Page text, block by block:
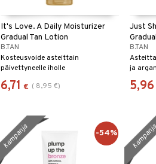
It's Love. A Daily Moisturizer
Gradual Tan Lotion
B.TAN
Kosteusvoide asteittain
päivettyneelle iholle
6,71 € ( 8,95 €)
Just
B.TAN
ja
5,96
kampanja -54%